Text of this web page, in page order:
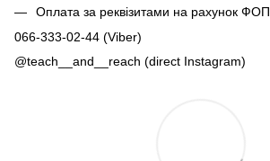
Оплата за реквізитами на рахунок ФОП
066-333-02-44 (Viber)
@teach__and__reach (direct Instagram)